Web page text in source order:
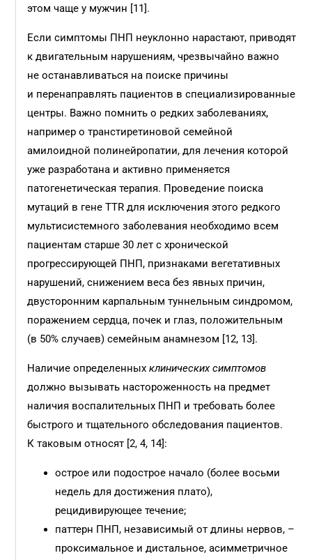
этом чаще у мужчин [11].
Если симптомы ПНП неуклонно нарастают, приводят
к двигательным нарушениям, чрезвычайно важно
не останавливаться на поиске причины
и перенаправлять пациентов в специализированные
центры. Важно помнить о редких заболеваниях,
например о транстиретиновой семейной
амилоидной полинейро­патии, для лечения которой
уже разработана и активно применяется
патогенетическая терапия. Проведение поис­ка
мутаций в гене TTR для исключения этого редкого
мультисистемного заболевания необходимо всем
пациентам старше 30 лет с хронической
прогрессирующей ПНП, признаками вегетативных
нарушений, снижением веса без явных причин,
двусторонним карпальным туннельным синдромом,
поражением сердца, почек и глаз, положительным
(в 50% случаев) семейным анамнезом [12, 13].
Наличие определенныхклинических симптомов
должно вызывать настороженность на предмет
наличия воспалительных ПНП и требовать более
быстрого и тщательного обследования пациентов.
К таковым относят [2, 4, 14]:
острое или подострое начало (более восьми
недель для достижения плато),
рецидивирующее течение;
паттерн ПНП, независимый от длины нервов, –
проксимальное и дистальное, асимметричное